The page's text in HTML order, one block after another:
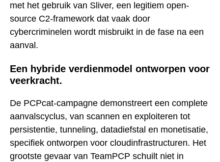
met het gebruik van Sliver, een legitiem open-
source C2-framework dat vaak door
cybercriminelen wordt misbruikt in de fase na een
aanval.
Een hybride verdienmodel ontworpen voor
veerkracht.
De PCPcat-campagne demonstreert een complete
aanvalscyclus, van scannen en exploiteren tot
persistentie, tunneling, datadiefstal en monetisatie,
specifiek ontworpen voor cloudinfrastructuren. Het
grootste gevaar van TeamPCP schuilt niet in